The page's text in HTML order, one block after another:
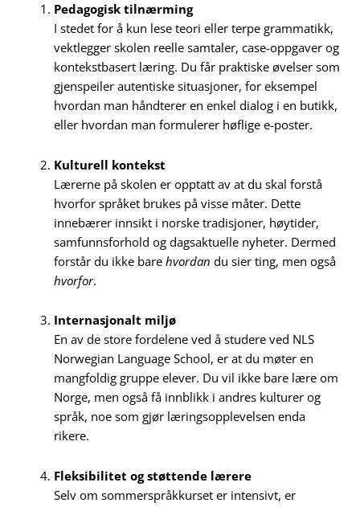
Pedagogisk tilnærming
I stedet for å kun lese teori eller terpe grammatikk,
vektlegger skolen reelle samtaler, case-oppgaver og
kontekstbasert læring. Du får praktiske øvelser som
gjenspeiler autentiske situasjoner, for eksempel
hvordan man håndterer en enkel dialog i en butikk,
eller hvordan man formulerer høflige e-poster.
Kulturell kontekst
Lærerne på skolen er opptatt av at du skal forstå
hvorfor språket brukes på visse måter. Dette
innebærer innsikt i norske tradisjoner, høytider,
samfunnsforhold og dagsaktuelle nyheter. Dermed
forstår du ikke barehvordan du sier ting, men også
hvorfor.
Internasjonalt miljø
En av de store fordelene ved å studere ved NLS
Norwegian Language School, er at du møter en
mangfoldig gruppe elever. Du vil ikke bare lære om
Norge, men også få innblikk i andres kulturer og
språk, noe som gjør læringsopplevelsen enda
rikere.
Fleksibilitet og støttende lærere
Selv om sommerspråkkurset er intensivt, er